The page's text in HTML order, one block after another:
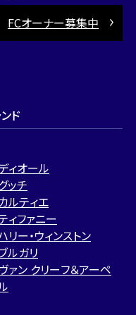
FCオーナー募集中
ド
ィオール
ッチ
カルティエ
ィファニー
リー・ウィンストン
ルガリ
ヴァン クリーフ＆アーペ